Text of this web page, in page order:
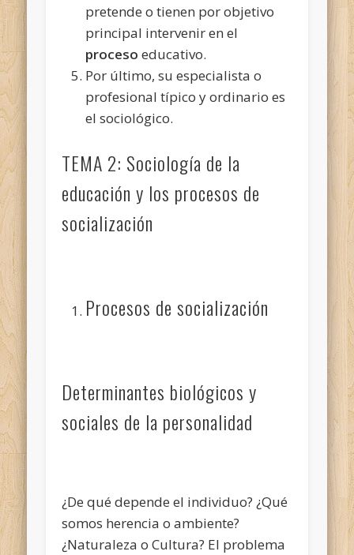
pretende o tienen por objetivo
principal intervenir en el
proceso educativo.
Por último, su especialista o
profesional típico y ordinario es
el sociológico.
TEMA 2: Sociología de la
educación y los procesos de
socialización
Procesos de socialización
Determinantes biológicos y
sociales de la personalidad
¿De qué depende el individuo? ¿Qué
somos herencia o ambiente?
¿Naturaleza o Cultura? El problema